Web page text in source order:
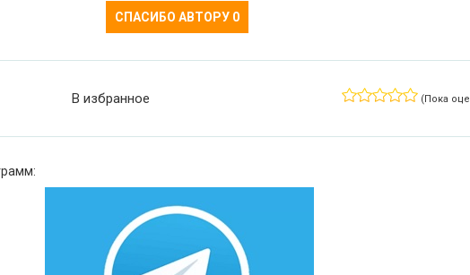
СПАСИБО АВТОРУ 0
В избранное (Пока